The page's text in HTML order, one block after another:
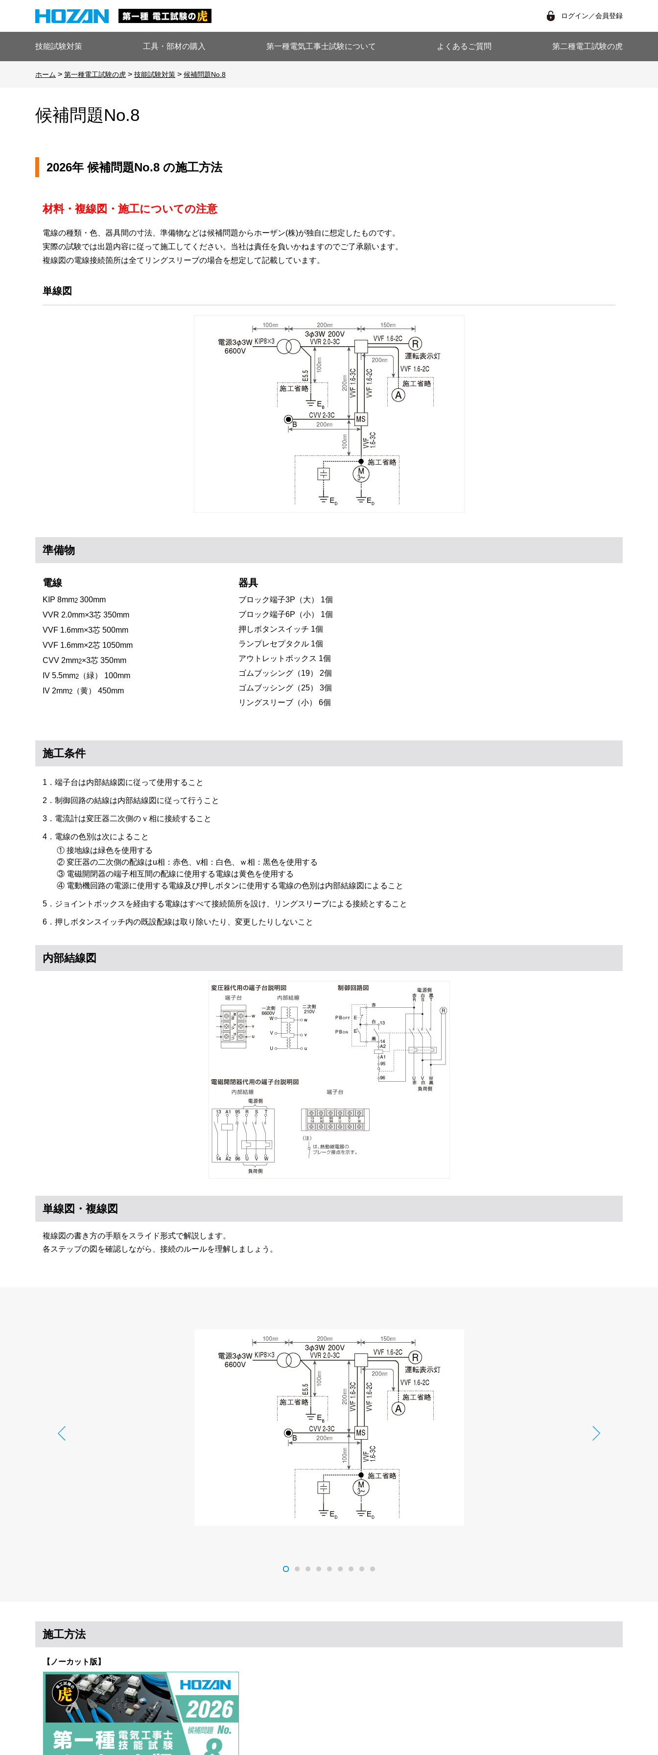
ログイン／会員登録
技能試験対策 工具・部材の購入 第一種電気工事士試験について よくあるご質問 第二種電工試験の虎
ホーム > 第一種電工試験の虎 > 技能試験対策 > 候補問題No.8
候補問題No.8
2026年 候補問題No.8 の施工方法
材料・複線図・施工についての注意
電線の種類・色、器具間の寸法、準備物などは候補問題からホーザン(株)が独自に想定したものです。
実際の試験では出題内容に従って施工してください。当社は責任を負いかねますのでご了承願います。
複線図の電線接続箇所は全てリングスリーブの場合を想定して記載しています。
単線図
準備物
電線
KIP 8mm2 300mm
VVR 2.0mm×3芯 350mm
VVF 1.6mm×3芯 500mm
VVF 1.6mm×2芯 1050mm
CVV 2mm2×3芯 350mm
IV 5.5mm2 （緑） 100mm
IV 2mm2 （黄） 450mm
器具
ブロック端子3P（大） 1個
ブロック端子6P（小） 1個
押しボタンスイッチ 1個
ランプレセプタクル 1個
アウトレットボックス 1個
ゴムブッシング（19） 2個
ゴムブッシング（25） 3個
リングスリーブ（小） 6個
施工条件
1．端子台は内部結線図に従って使用すること
2．制御回路の結線は内部結線図に従って行うこと
3．電流計は変圧器二次側のｖ相に接続すること
4．電線の色別は次によること
① 接地線は緑色を使用する
② 変圧器の二次側の配線はu相：赤色、v相：白色、ｗ相：黒色を使用する
③ 電磁開閉器の端子相互間の配線に使用する電線は黄色を使用する
④ 電動機回路の電源に使用する電線及び押しボタンに使用する電線の色別は内部結線図によること
5．ジョイントボックスを経由する電線はすべて接続箇所を設け、リングスリーブによる接続とすること
6．押しボタンスイッチ内の既設配線は取り除いたり、変更したりしないこと
内部結線図
単線図・複線図
複線図の書き方の手順をスライド形式で解説します。
各ステップの図を確認しながら、接続のルールを理解しましょう。
施工方法
【ノーカット版】